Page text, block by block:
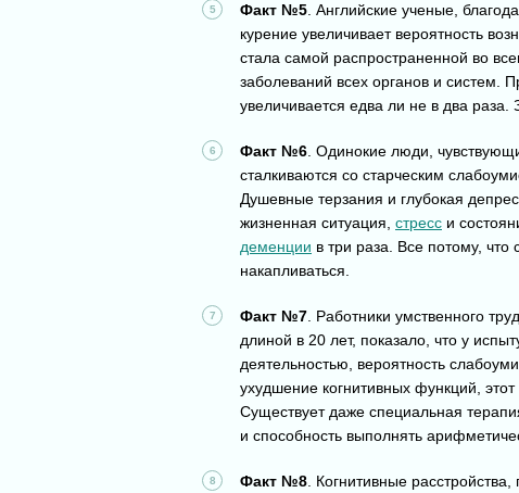
Факт №5. Английские ученые,
курение увеличивает вероятность
стала самой распространенной во
заболеваний всех органов и систем.
увеличивается едва ли не в два
Факт №6. Одинокие люди,
сталкиваются со старческим
Душевные терзания и глубокая
жизненная ситуация, стресс и
деменции в три раза. Все потому,
накапливаться.
Факт №7. Работники умственного
длиной в 20 лет, показало, что у
деятельностью, вероятность
ухудшение когнитивных функций,
Существует даже специальная
и способность выполнять
Факт №8. Когнитивные